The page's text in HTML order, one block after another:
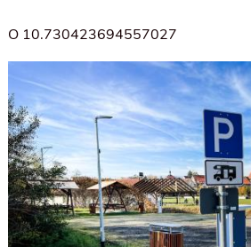
O 10.730423694557027